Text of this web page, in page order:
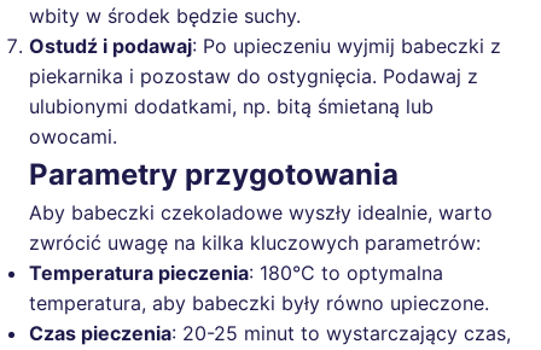
wbity w środek będzie suchy.
Ostudź i podawaj: Po upieczeniu wyjmij babeczki z
piekarnika i pozostaw do ostygnięcia. Podawaj z
ulubionymi dodatkami, np. bitą śmietaną lub
owocami.
Parametry przygotowania
Aby babeczki czekoladowe wyszły idealnie, warto
zwrócić uwagę na kilka kluczowych parametrów:
Temperatura pieczenia: 180°C to optymalna
temperatura, aby babeczki były równo upieczone.
Czas pieczenia: 20-25 minut to wystarczający czas,